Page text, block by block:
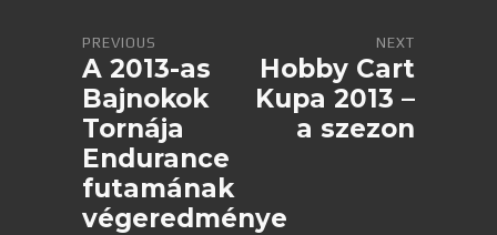
PREVIOUS
A 2013-as
Bajnokok
Tornája
Endurance
futamának
végeredménye
NEXT
Hobby Cart
Kupa 2013 –
a szezon